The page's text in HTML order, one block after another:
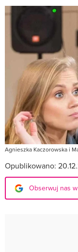
Agnieszka Kaczorowska i
Opublikowano:
Obserwuj nas